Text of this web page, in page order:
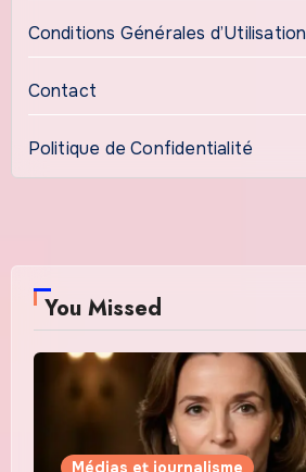
Conditions Générales d’Utilisation
Contact
Politique de Confidentialité
You Missed
Médias et journalisme